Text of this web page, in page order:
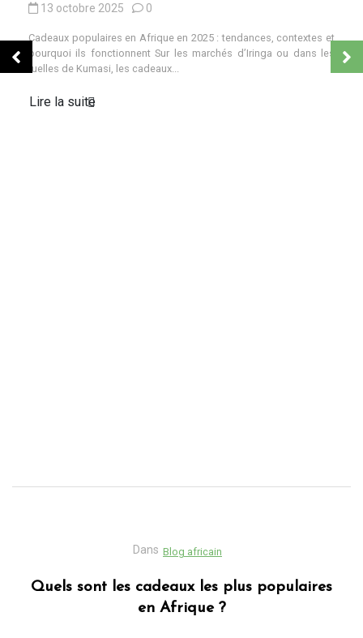
13 octobre 2025 0
Cadeaux populaires en Afrique en 2025 : tendances, contextes et
pourquoi ils fonctionnent Sur les marchés d’Iringa ou dans les
ruelles de Kumasi, les cadeaux...
Lire la suite
Dans Blog africain
Quels sont les cadeaux les plus populaires
en Afrique ?